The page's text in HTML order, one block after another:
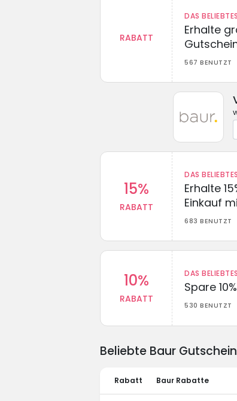
RABATT
DAS
Erhalte
567 BENUTZT
15%
RABATT
DAS
Erhalte
Einkauf
683 BENUTZT
10%
RABATT
DAS
Spare
530 BENUTZT
Beliebte Baur
Rabatt Baur Rabatte